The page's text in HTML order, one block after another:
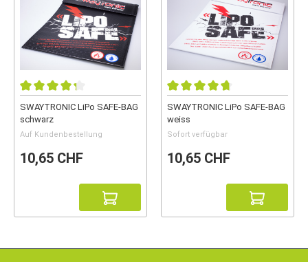
SWAYTRONIC LiPo SAFE-BAG
schwarz
Auf Kundenbestellung
10,65 CHF
SWAYTRONIC LiPo SAFE-BAG
weiss
Sofort verfügbar
10,65 CHF